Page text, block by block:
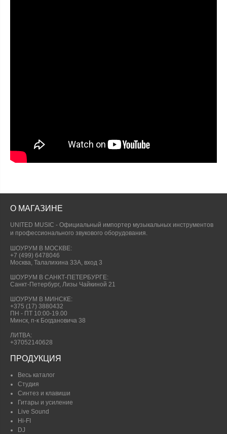
О МАГАЗИНЕ
UNITED MUSIC - Официальный импортер музыкальных инструментов
и профессионального звукового оборудования.
ШОУРУМ В МОСКВЕ:
+7 (499) 6478046
Москва, Талалихина 33А, вход 3
ШОУРУМ В САНКТ-ПЕТЕРБУРГЕ:
Санкт-Петербург, Лизы Чайкиной 21
ШОУРУМ В МИНСКЕ:
+375 (17) 3880432
ПН - ПТ 10:00-19.00
Минск, п-к Богдановича 38
ЛИТВА:
+37052140628
ПРОДУКЦИЯ
Весь каталог
Студия
Синтез и клавиши
Гитары и усиление
Live Sound
Hi-FI
DJ